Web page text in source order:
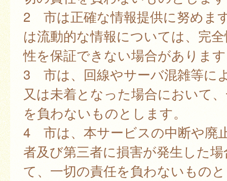
2 市は正確な情報提供に努めま
は流動的な情報については、完
性を保証できない場合がありま
3 市は、回線やサーバ混雑等に
又は未着となった場合において
を負わないものとします。
4 市は、本サービスの中断や廃
者及び第三者に損害が発生した
て、一切の責任を負わないもの